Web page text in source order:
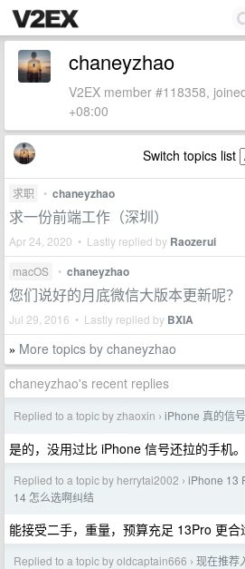
chaneyzhao
V2EX member #118358,
+08:00
Switch topics list
求职 • chaneyzhao
求一份前端工作（深圳）
Apr 24, 2020 • Lastly replied by Raozerui
macOS • chaneyzhao
您们说好的月底微信大版本更新呢？
Jul 29, 2016 • Lastly replied by BXIA
» More topics by chaneyzhao
chaneyzhao's recent replies
Replied to a topic by zhaoxin › iPhone 真的信
是的，没用过比 iPhone 信号还拉的手机。
Replied to a topic by herrytai2002 › iPhone 13
14 怎么选啊纠结
能接受二手，重量，预算充足 13Pro 更合
Replied to a topic by oldcaptain666 › 现在推荐